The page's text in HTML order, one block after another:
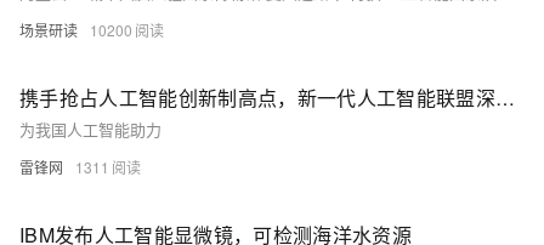
场景研读 10200
携手抢占人工智能创新制高点，新一代人工智能联盟深圳基地入驻鹏城实验室
为我国人工智能助力
雷锋网 1311
IBM发布人工智能显微镜，可检测海洋水资源